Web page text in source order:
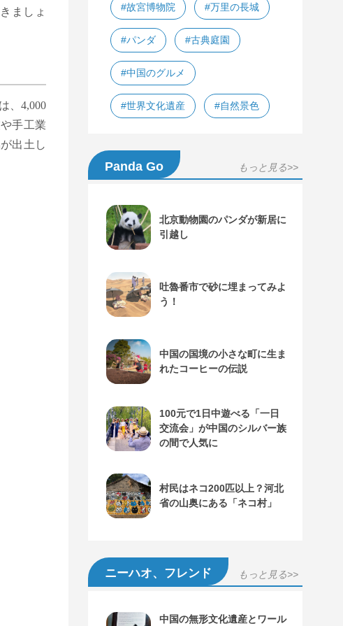
ましょ
、4,000
手工業
出土し
#故宮博物院 #万里の長城
#パンダ #古典庭園
#中国のグルメ
#世界文化遺産 #自然景色
Panda Go もっと見る>>
北京動物園のパンダが新居に
引越し
吐魯番市で砂に埋まってみよ
う！
中国の国境の小さな町に生ま
れたコーヒーの伝説
100元で1日中遊べる「一日
交流会」が中国のシルバー族
の間で人気に
村民はネコ200匹以上？河北
省の山奥にある「ネコ村」
ニーハオ、フレンド もっと見る>>
中国の無形文化遺産とワール